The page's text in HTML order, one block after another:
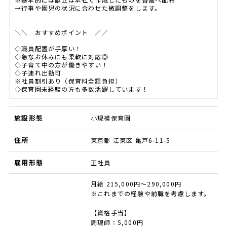
→行事や園児の状況に合わせた微調整をします。
＼＼ おすすめポイント ／／
◇職員配置が手厚い！
◇急なお休みにも柔軟に対応◎
◇子育て中の方が働きやすい！
◇子連れ出勤可
※社員割引あり（保育料全額負担）
◇保育園未経験の方も多数活躍しています！
施設形態 小規模保育園
住所 東京都 江東区 亀戸6-11-5
雇用形態 正社員
月給 215,000円～290,000円
※これまでの経験や前職を考慮します。
【資格手当】
調理師：5,000円